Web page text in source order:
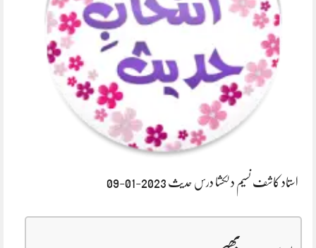
استاد کاشف نسیم دلکشا درس حدیث 2023-01-09